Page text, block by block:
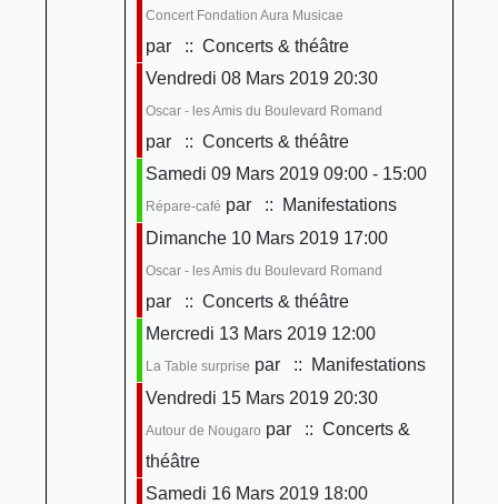
Concert Fondation Aura Musicae
par
:: Concerts & théâtre
Vendredi 08 Mars 2019 20:30
Oscar - les Amis du Boulevard Romand
par
:: Concerts & théâtre
Samedi 09 Mars 2019 09:00 - 15:00
Répare-café par
:: Manifestations
Dimanche 10 Mars 2019 17:00
Oscar - les Amis du Boulevard Romand
par
:: Concerts & théâtre
Mercredi 13 Mars 2019 12:00
La Table surprise par
:: Manifestations
Vendredi 15 Mars 2019 20:30
Autour de Nougaro par
:: Concerts &
théâtre
Samedi 16 Mars 2019 18:00